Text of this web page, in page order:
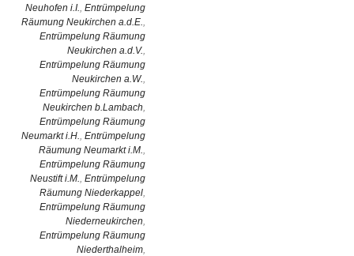
Neuhofen i.I., Entrümpelung
Räumung Neukirchen a.d.E.,
Entrümpelung Räumung
Neukirchen a.d.V.,
Entrümpelung Räumung
Neukirchen a.W.,
Entrümpelung Räumung
Neukirchen b.Lambach,
Entrümpelung Räumung
Neumarkt i.H., Entrümpelung
Räumung Neumarkt i.M.,
Entrümpelung Räumung
Neustift i.M., Entrümpelung
Räumung Niederkappel,
Entrümpelung Räumung
Niederneukirchen,
Entrümpelung Räumung
Niederthalheim,